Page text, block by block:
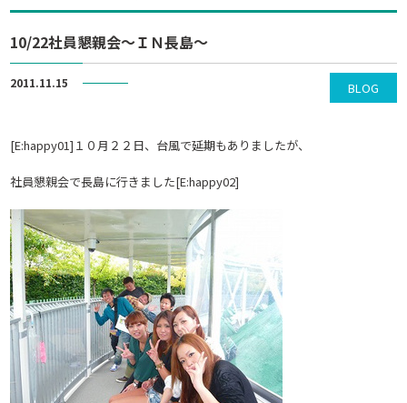
10/22社員懇親会～ＩＮ長島～
2011.11.15 BLOG
[E:happy01]１０月２２日、台風で延期もありましたが、
社員懇親会で長島に行きました[E:happy02]